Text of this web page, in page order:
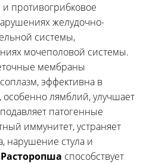
противогрибковое
желудочно-
системы,
мочеполовой системы.
мембраны
эффективна в
лямблий, улучшает
патогенные
иммунитет, устраняет
нарушение стула и
Расторопша способствует